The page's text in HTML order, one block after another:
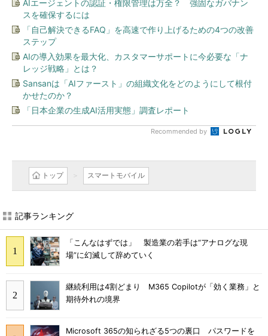
AIエージェントの認証・権限管理は万全？ 強固なガバナン
スを確保するには
「自己解決できるFAQ」を高速で作り上げるための4つの改善
ステップ
AIの導入効果を最大化、カスタマーサポートに今必要な「ナ
レッジ戦略」とは？
Sansanは「AIファースト」の組織文化をどのようにして根付
かせたのか？
「日本企業の生成AI活用実態」調査レポート
Recommended by
トップ スマートモバイル
記事ランキング
「こんなはずでは」 製造業の若手は“アナログな現
場”に幻滅して辞めていく
継続利用は4割どまり M365 Copilotが「効く業務」と
期待外れの境界
Microsoft 365の知られざる5つの裏口 パスワードを